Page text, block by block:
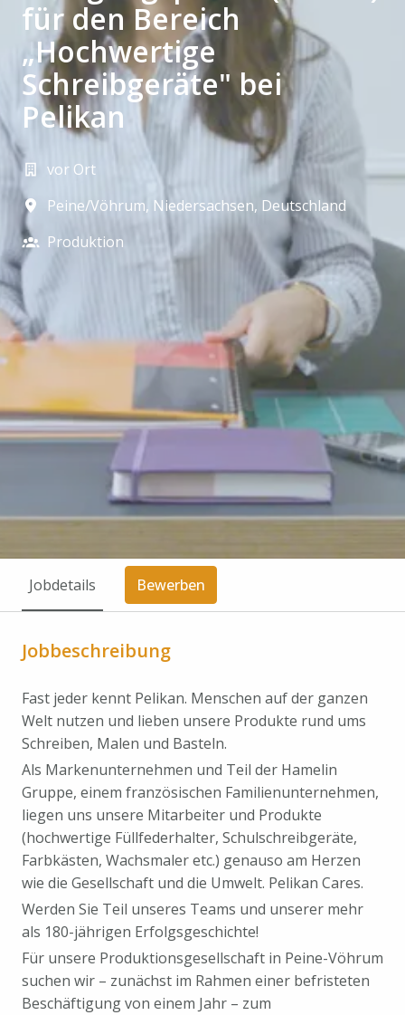
für den Bereich
„Hochwertige
Schreibgeräte" bei
Pelikan
vor Ort
Peine/Vöhrum, Niedersachsen, Deutschland
Produktion
Jobdetails Bewerben
Jobbeschreibung
Fast jeder kennt Pelikan. Menschen auf der ganzen
Welt nutzen und lieben unsere Produkte rund ums
Schreiben, Malen und Basteln.
Als Markenunternehmen und Teil der Hamelin
Gruppe, einem französischen Familienunternehmen,
liegen uns unsere Mitarbeiter und Produkte
(hochwertige Füllfederhalter, Schulschreibgeräte,
Farbkästen, Wachsmaler etc.) genauso am Herzen
wie die Gesellschaft und die Umwelt. Pelikan Cares.
Werden Sie Teil unseres Teams und unserer mehr
als 180-jährigen Erfolgsgeschichte!
Für unsere Produktionsgesellschaft in Peine-Vöhrum
suchen wir – zunächst im Rahmen einer befristeten
Beschäftigung von einem Jahr – zum